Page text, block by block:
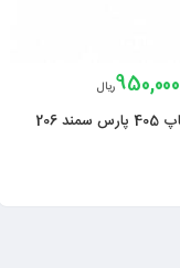
950,000ریال
مهره درب سوپاپ 405 پارس سمند 206